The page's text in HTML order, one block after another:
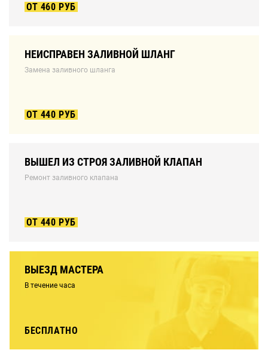
ОТ 460 РУБ
НЕИСПРАВЕН ЗАЛИВНОЙ ШЛАНГ
Замена заливного шланга
ОТ 440 РУБ
ВЫШЕЛ ИЗ СТРОЯ ЗАЛИВНОЙ КЛАПАН
Ремонт заливного клапана
ОТ 440 РУБ
ВЫЕЗД МАСТЕРА
В течение часа
БЕСПЛАТНО